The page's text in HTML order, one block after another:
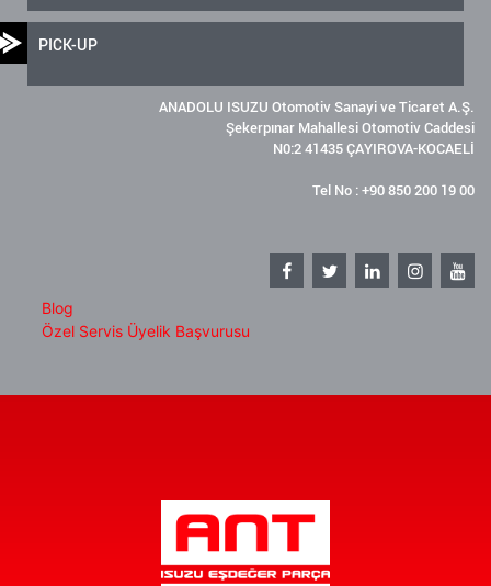
PICK-UP
ANADOLU ISUZU Otomotiv Sanayi ve Ticaret A.Ş.
Şekerpınar Mahallesi Otomotiv Caddesi
N0:2 41435 ÇAYIROVA-KOCAELİ
Tel No : +90 850 200 19 00
Blog
Özel Servis Üyelik Başvurusu